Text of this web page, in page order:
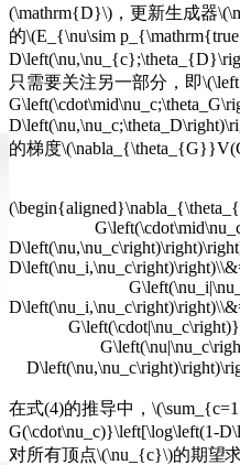
(\mathrm{D}\)，更新生成器
的\(E_{\nu\sim
只需要关注另一部分，即
的梯度
在式(4)的推导中，
G(\cdot\nu_c)}\left[\log\left(1-
对所有顶点\(\nu_{c}\)的期望